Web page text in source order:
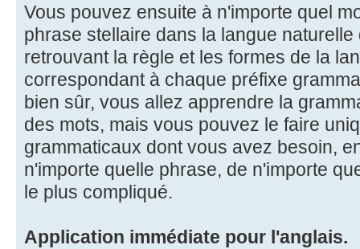
Vous pouvez ensuite à n'importe quel
phrase stellaire dans la langue
retrouvant la règle et les formes de la
correspondant à chaque préfixe
bien sûr, vous allez apprendre la
des mots, mais vous pouvez le faire
grammaticaux dont vous avez besoin,
n'importe quelle phrase, de n'importe
le plus compliqué.
Application immédiate pour l'anglais.